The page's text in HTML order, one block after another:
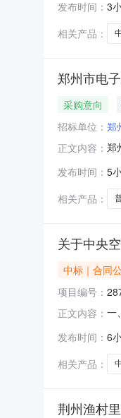
宜
系
发布时间： 3
相关产品：
郑州市电
采购意向
招标单位： 郑
正文内容： 郑
况
空
发布时间： 5
相关产品：
关于中央
中标｜合同
项目编号：
正文内容： 一
信
发布时间： 6
相关产品：
荆州渔村